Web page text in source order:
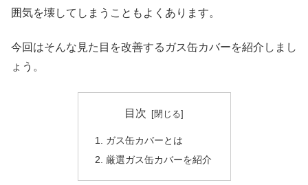
囲気を壊してしまうこともよくあります。
今回はそんな見た目を改善するガス缶カバーを紹介しまし
ょう。
目次
ガス缶カバーとは
厳選ガス缶カバーを紹介